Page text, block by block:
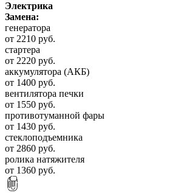
Электрика
Замена:
генератора
от 2210 руб.
стартера
от 2220 руб.
аккумулятора (АКБ)
от 1400 руб.
вентилятора печки
от 1550 руб.
противотуманной фары
от 1430 руб.
стеклоподъемника
от 2860 руб.
ролика натяжителя
от 1360 руб.